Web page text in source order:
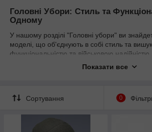
Головні Убори: Стиль та
Одному
У нашому розділі "Головні убори" ви
моделі, що об'єднують в собі стиль та
функціональністю та військовою
включає в себе кепку "Мазепинка,"
Показати все
Сортування 0